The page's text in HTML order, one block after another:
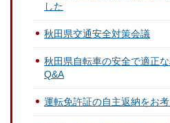
した
秋田県交通安全対策会議
秋田県自転車の安全で適正
Q&A
運転免許証の自主返納をお